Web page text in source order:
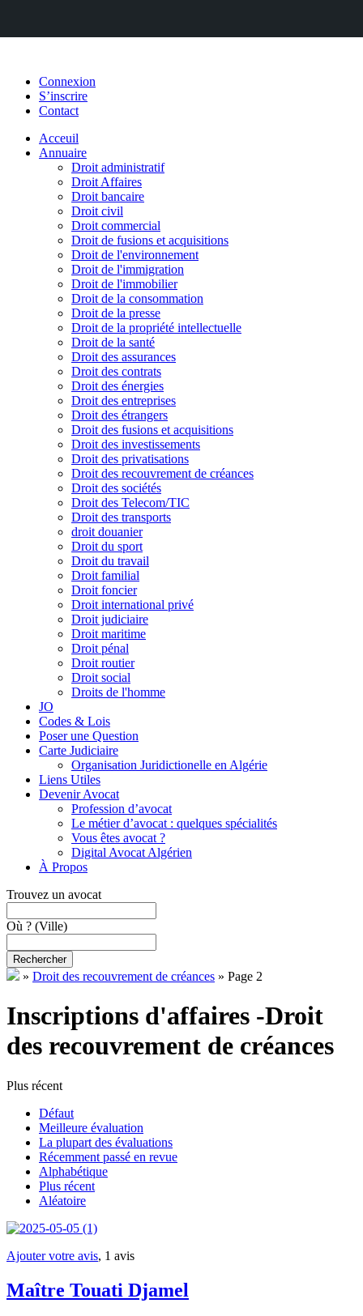
Connexion
S’inscrire
Contact
Acceuil
Annuaire
Droit administratif
Droit Affaires
Droit bancaire
Droit civil
Droit commercial
Droit de fusions et acquisitions
Droit de l'environnement
Droit de l'immigration
Droit de l'immobilier
Droit de la consommation
Droit de la presse
Droit de la propriété intellectuelle
Droit de la santé
Droit des assurances
Droit des contrats
Droit des énergies
Droit des entreprises
Droit des étrangers
Droit des fusions et acquisitions
Droit des investissements
Droit des privatisations
Droit des recouvrement de créances
Droit des sociétés
Droit des Telecom/TIC
Droit des transports
droit douanier
Droit du sport
Droit du travail
Droit familial
Droit foncier
Droit international privé
Droit judiciaire
Droit maritime
Droit pénal
Droit routier
Droit social
Droits de l'homme
JO
Codes & Lois
Poser une Question
Carte Judiciaire
Organisation Juridictionelle en Algérie
Liens Utiles
Devenir Avocat
Profession d’avocat
Le métier d’avocat : quelques spécialités
Vous êtes avocat ?
Digital Avocat Algérien
À Propos
Trouvez un avocat
Où ? (Ville)
Rechercher
» Droit des recouvrement de créances » Page 2
Inscriptions d'affaires -Droit
des recouvrement de créances
Plus récent
Défaut
Meilleure évaluation
La plupart des évaluations
Récemment passé en revue
Alphabétique
Plus récent
Aléatoire
Ajouter votre avis, 1 avis
Maître Touati Djamel